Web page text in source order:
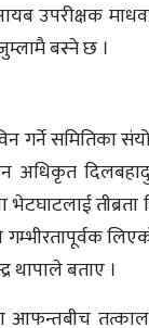
उपरीक्षक
बस्ने छ ।
गर्ने समितिका
अधिकृत
थापाले बताए ।
आफन्तबीच